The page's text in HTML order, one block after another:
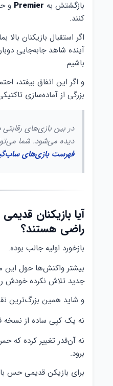
بازگشتش به Premier و
کنند.
اگر استقبال بازیکنان
آینده شاهد جابه‌جایی
باشیم.
و اگر این اتفاق بیفتد،
بزرگی از آماده‌سازی
در بین بازی‌های
دیده می‌شود. شما
فهرست بازی‌های
راضی هستند؟
بازخورد اولیه جالب بوده.
جدید تلاش نکرده خودش را
و شاید همین بزرگ‌ترین
نه یک کپی ساده از
برود.
برای بازیکن قدیمی حس